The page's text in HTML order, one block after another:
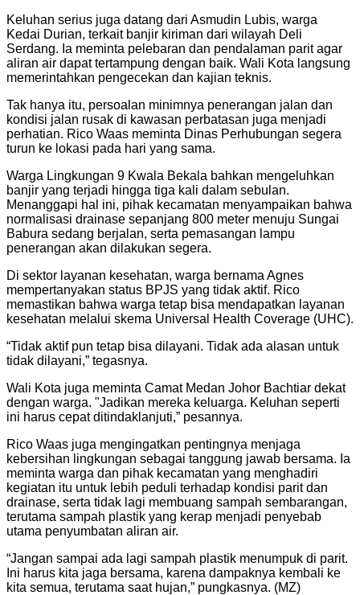
Keluhan serius juga datang dari Asmudin Lubis, warga
Kedai Durian, terkait banjir kiriman dari wilayah Deli
Serdang. Ia meminta pelebaran dan pendalaman parit agar
aliran air dapat tertampung dengan baik. Wali Kota langsung
memerintahkan pengecekan dan kajian teknis.
Tak hanya itu, persoalan minimnya penerangan jalan dan
kondisi jalan rusak di kawasan perbatasan juga menjadi
perhatian. Rico Waas meminta Dinas Perhubungan segera
turun ke lokasi pada hari yang sama.
Warga Lingkungan 9 Kwala Bekala bahkan mengeluhkan
banjir yang terjadi hingga tiga kali dalam sebulan.
Menanggapi hal ini, pihak kecamatan menyampaikan bahwa
normalisasi drainase sepanjang 800 meter menuju Sungai
Babura sedang berjalan, serta pemasangan lampu
penerangan akan dilakukan segera.
Di sektor layanan kesehatan, warga bernama Agnes
mempertanyakan status BPJS yang tidak aktif. Rico
memastikan bahwa warga tetap bisa mendapatkan layanan
kesehatan melalui skema Universal Health Coverage (UHC).
“Tidak aktif pun tetap bisa dilayani. Tidak ada alasan untuk
tidak dilayani,” tegasnya.
Wali Kota juga meminta Camat Medan Johor Bachtiar dekat
dengan warga. "Jadikan mereka keluarga. Keluhan seperti
ini harus cepat ditindaklanjuti,” pesannya.
Rico Waas juga mengingatkan pentingnya menjaga
kebersihan lingkungan sebagai tanggung jawab bersama. Ia
meminta warga dan pihak kecamatan yang menghadiri
kegiatan itu untuk lebih peduli terhadap kondisi parit dan
drainase, serta tidak lagi membuang sampah sembarangan,
terutama sampah plastik yang kerap menjadi penyebab
utama penyumbatan aliran air.
“Jangan sampai ada lagi sampah plastik menumpuk di parit.
Ini harus kita jaga bersama, karena dampaknya kembali ke
kita semua, terutama saat hujan,” pungkasnya. (MZ)